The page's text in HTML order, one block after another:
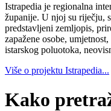
Istrapedia je regionalna
županije. U njoj su riječju,
predstavljeni zemljopis,
zapažene osobe,
istarskog poluotoka,
Više o projektu Istrapedia...
Kako